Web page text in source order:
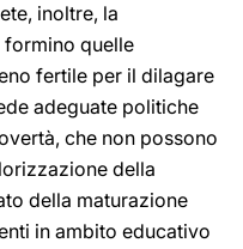
inoltre, la
formino quelle
fertile per il dilagare
adeguate politiche
che non possono
della
della maturazione
in ambito educativo